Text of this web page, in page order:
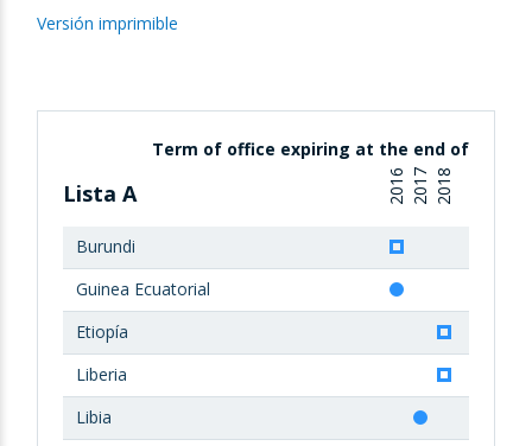
Versión imprimible
Term of office expiring at the end of
Lista A 2016 2017 2018
Burundi
Guinea Ecuatorial
Etiopía
Liberia
Libia